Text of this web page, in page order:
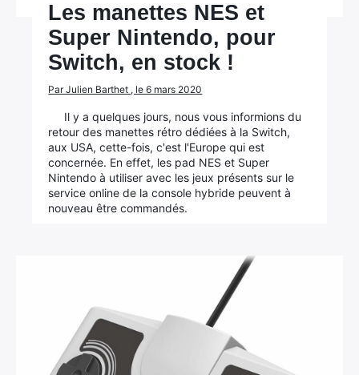
Les manettes NES et
Super Nintendo, pour
Switch, en stock !
Par Julien Barthet , le 6 mars 2020
Il y a quelques jours, nous vous informions du
retour des manettes rétro dédiées à la Switch,
aux USA, cette-fois, c'est l'Europe qui est
concernée. En effet, les pad NES et Super
Nintendo à utiliser avec les jeux présents sur le
service online de la console hybride peuvent à
nouveau être commandés.
Rechercher